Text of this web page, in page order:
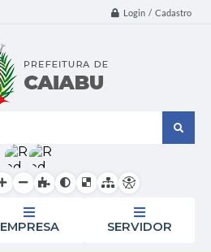
Login / Cadastro
EMPRESA SERVIDOR